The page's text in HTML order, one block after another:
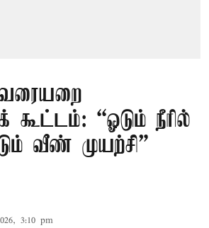
“ஓடும் நீரில்
வீண் முயற்சி” –
3:10 pm